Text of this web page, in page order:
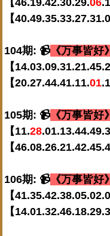
【
104期: 📹 《万事皆好》
【
【20.27.44.41.11.01
105期: 📹 《万事皆好》
【11.28
【
106期: 📹 《万事皆好》
【
【